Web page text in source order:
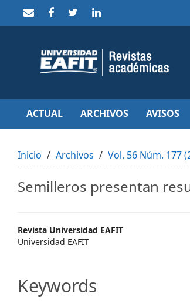
to
Main
Navigation
Content
Sidebar
ACTUAL ARCHIVOS AVISOS
Inicio Archivos Vol. 56 Núm. 177
Semilleros presentan
Main
Article
Revista Universidad EAFIT
Universidad EAFIT
Keywords